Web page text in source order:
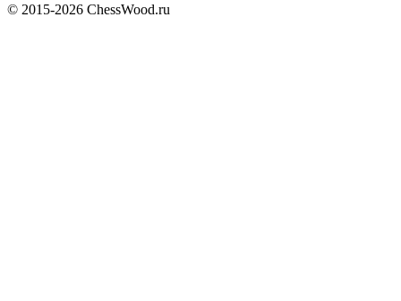
© 2015-2026 ChessWood.ru